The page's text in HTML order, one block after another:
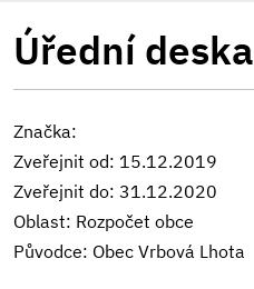
Úřední deska
Značka:
Zveřejnit od: 15.12.2019
Zveřejnit do: 31.12.2020
Oblast: Rozpočet obce
Původce: Obec Vrbová Lhota